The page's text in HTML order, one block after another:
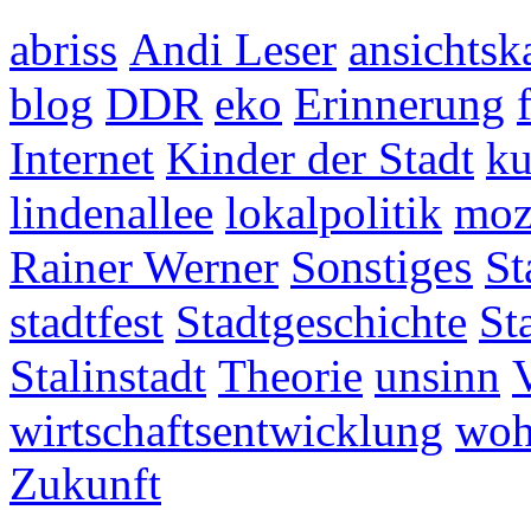
abriss Andi Leser
blog DDR eko Erinnerung
Internet Kinder der Stadt
lindenallee lokalpolitik
Rainer Werner Sonstiges
stadtfest Stadtgeschichte
Stalinstadt Theorie unsinn
wirtschaftsentwicklung
Zukunft